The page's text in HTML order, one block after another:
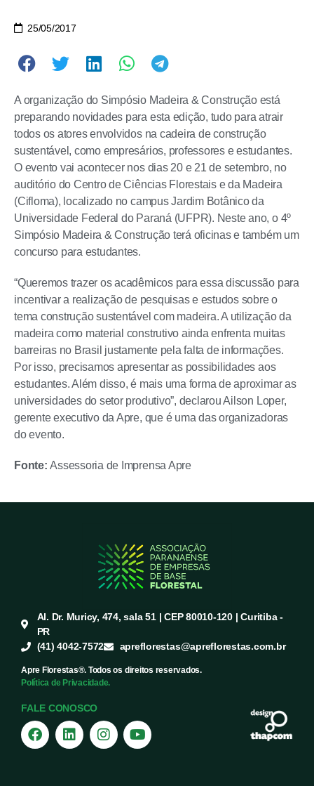
25/05/2017
A organização do Simpósio Madeira & Construção está
preparando novidades para esta edição, tudo para atrair
todos os atores envolvidos na cadeira de construção
sustentável, como empresários, professores e estudantes.
O evento vai acontecer nos dias 20 e 21 de setembro, no
auditório do Centro de Ciências Florestais e da Madeira
(Cifloma), localizado no campus Jardim Botânico da
Universidade Federal do Paraná (UFPR). Neste ano, o 4º
Simpósio Madeira & Construção terá oficinas e também um
concurso para estudantes.
“Queremos trazer os acadêmicos para essa discussão para
incentivar a realização de pesquisas e estudos sobre o
tema construção sustentável com madeira. A utilização da
madeira como material construtivo ainda enfrenta muitas
barreiras no Brasil justamente pela falta de informações.
Por isso, precisamos apresentar as possibilidades aos
estudantes. Além disso, é mais uma forma de aproximar as
universidades do setor produtivo”, declarou Ailson Loper,
gerente executivo da Apre, que é uma das organizadoras
do evento.
Fonte: Assessoria de Imprensa Apre
Al. Dr. Muricy, 474, sala 51 | CEP 80010-120 | Curitiba -
PR
(41) 4042-7572
apreflorestas@apreflorestas.com.br
Apre Florestas®. Todos os direitos reservados.
Política de Privacidade.
FALE CONOSCO